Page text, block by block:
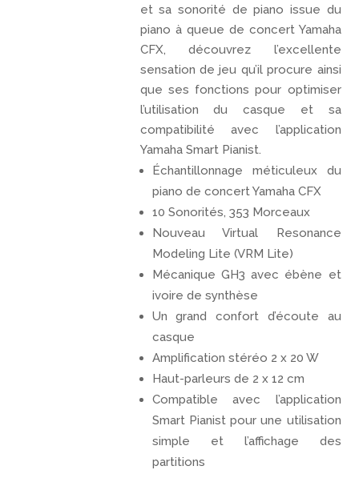
et sa sonorité de piano issue du
piano à queue de concert Yamaha
CFX, découvrez l’excellente
sensation de jeu qu’il procure ainsi
que ses fonctions pour optimiser
l’utilisation du casque et sa
compatibilité avec l’application
Yamaha Smart Pianist.
Échantillonnage méticuleux du
piano de concert Yamaha CFX
10 Sonorités, 353 Morceaux
Nouveau Virtual Resonance
Modeling Lite (VRM Lite)
Mécanique GH3 avec ébène et
ivoire de synthèse
Un grand confort d’écoute au
casque
Amplification stéréo 2 x 20 W
Haut-parleurs de 2 x 12 cm
Compatible avec l’application
Smart Pianist pour une utilisation
simple et l’affichage des
partitions